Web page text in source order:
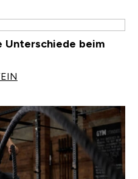
Unterschiede beim